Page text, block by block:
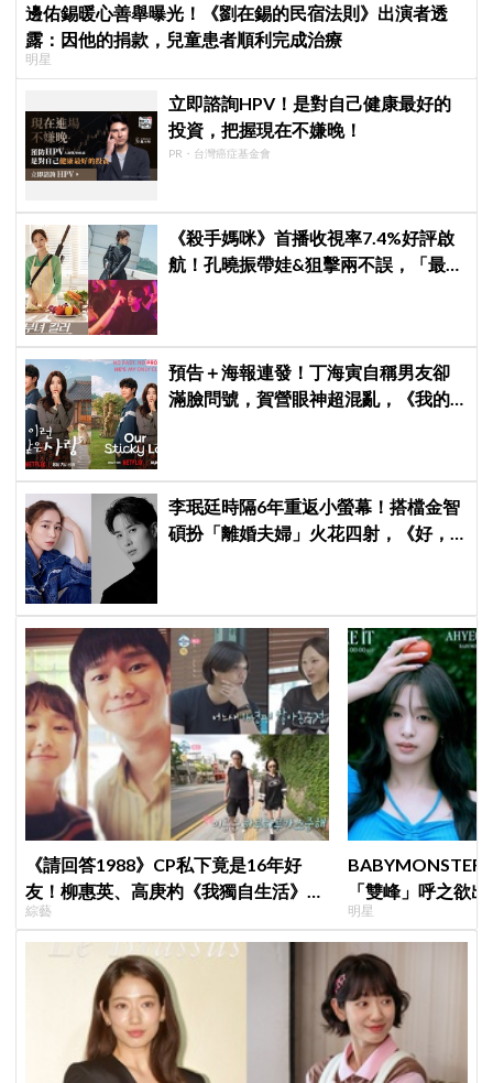
邊佑錫暖心善舉曝光！《劉在錫的民宿法則》出演者透
露：因他的捐款，兒童患者順利完成治療
明星
立即諮詢HPV！是對自己健康最好的
投資，把握現在不嫌晚！
PR・台灣癌症基金會
《殺手媽咪》首播收視率7.4%好評啟
航！孔曉振帶娃&狙擊兩不誤，「最狂
預告＋海報連發！丁海寅自稱男友卻
滿臉問號，賀營眼神超混亂，《我的
李珉廷時隔6年重返小螢幕！搭檔金智
碩扮「離婚夫婦」火花四射，《好，
《請回答1988》CP私下竟是16年好
友！柳惠英、高庚杓《我獨自生活》預
告公開，暖心互動掀回憶殺
綜藝
BABYMONSTER
「雙峰」呼之欲
小動作！網：造
明星